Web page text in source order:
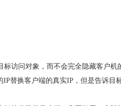
标访问对象，而不会完全隐藏客户
替换客户端的真实IP，但是告诉目